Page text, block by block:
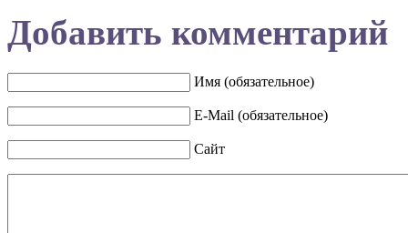
Добавить комментарий
Имя (обязательное)
E-Mail (обязательное)
Сайт